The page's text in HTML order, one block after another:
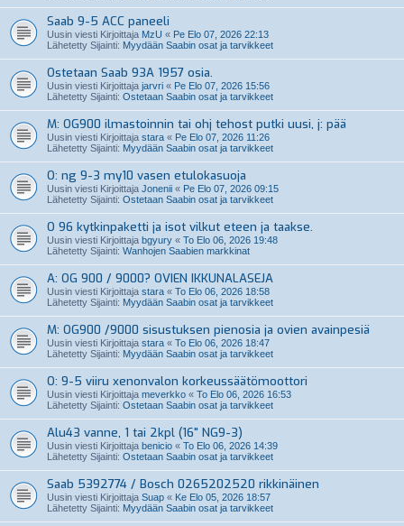
Saab 9-5 ACC paneeli
Uusin viesti Kirjoittaja MzU « Pe Elo 07, 2026 22:13
Lähetetty Sijainti: Myydään Saabin osat ja tarvikkeet
Ostetaan Saab 93A 1957 osia.
Uusin viesti Kirjoittaja jarvri « Pe Elo 07, 2026 15:56
Lähetetty Sijainti: Ostetaan Saabin osat ja tarvikkeet
M: OG900 ilmastoinnin tai ohj tehost putki uusi, j: pää
Uusin viesti Kirjoittaja stara « Pe Elo 07, 2026 11:26
Lähetetty Sijainti: Myydään Saabin osat ja tarvikkeet
O: ng 9-3 my10 vasen etulokasuoja
Uusin viesti Kirjoittaja Jonenii « Pe Elo 07, 2026 09:15
Lähetetty Sijainti: Ostetaan Saabin osat ja tarvikkeet
O 96 kytkinpaketti ja isot vilkut eteen ja taakse.
Uusin viesti Kirjoittaja bgyury « To Elo 06, 2026 19:48
Lähetetty Sijainti: Wanhojen Saabien markkinat
A: OG 900 / 9000? OVIEN IKKUNALASEJA
Uusin viesti Kirjoittaja stara « To Elo 06, 2026 18:58
Lähetetty Sijainti: Myydään Saabin osat ja tarvikkeet
M: OG900 /9000 sisustuksen pienosia ja ovien avainpesiä
Uusin viesti Kirjoittaja stara « To Elo 06, 2026 18:47
Lähetetty Sijainti: Myydään Saabin osat ja tarvikkeet
O: 9-5 viiru xenonvalon korkeussäätömoottori
Uusin viesti Kirjoittaja meverkko « To Elo 06, 2026 16:53
Lähetetty Sijainti: Ostetaan Saabin osat ja tarvikkeet
Alu43 vanne, 1 tai 2kpl (16" NG9-3)
Uusin viesti Kirjoittaja benicio « To Elo 06, 2026 14:39
Lähetetty Sijainti: Ostetaan Saabin osat ja tarvikkeet
Saab 5392774 / Bosch 0265202520 rikkinäinen
Uusin viesti Kirjoittaja Suap « Ke Elo 05, 2026 18:57
Lähetetty Sijainti: Myydään Saabin osat ja tarvikkeet